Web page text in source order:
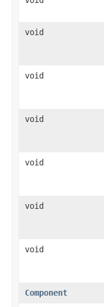
void
void
void
void
void
void
Component